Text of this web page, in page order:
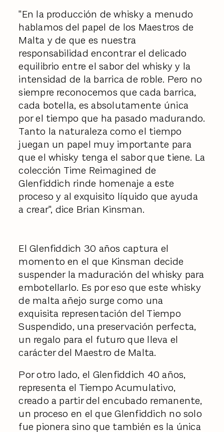
"En la producción de whisky a menudo
hablamos del papel de los Maestros de
Malta y de que es nuestra
responsabilidad encontrar el delicado
equilibrio entre el sabor del whisky y la
intensidad de la barrica de roble. Pero no
siempre reconocemos que cada barrica,
cada botella, es absolutamente única
por el tiempo que ha pasado madurando.
Tanto la naturaleza como el tiempo
juegan un papel muy importante para
que el whisky tenga el sabor que tiene. La
colección Time Reimagined de
Glenfiddich rinde homenaje a este
proceso y al exquisito líquido que ayuda
a crear", dice Brian Kinsman.
El Glenfiddich 30 años captura el
momento en el que Kinsman decide
suspender la maduración del whisky para
embotellarlo. Es por eso que este whisky
de malta añejo surge como una
exquisita representación del Tiempo
Suspendido, una preservación perfecta,
un regalo para el futuro que lleva el
carácter del Maestro de Malta.
Por otro lado, el Glenfiddich 40 años,
representa el Tiempo Acumulativo,
creado a partir del encubado remanente,
un proceso en el que Glenfiddich no solo
fue pionera sino que también es la única